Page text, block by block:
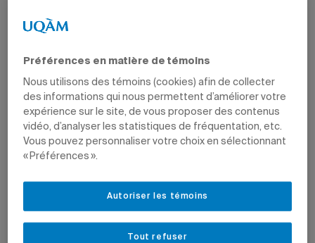
aménagement
La professeure est élue à la tête de
des chercheuses et chercheurs
et des Amériques.
Le voyage est-il synonyme de bien-
Montréal
Préférences en matière de témoins
Nous utilisons des témoins (cookies) afin de collecter
des informations qui nous permettent d’améliorer votre
expérience sur le site, de vous proposer des contenus
vidéo, d’analyser les statistiques de fréquentation, etc.
Vous pouvez personnaliser votre choix en sélectionnant
« Préférences ».
Tout refuser
Autoriser les témoins